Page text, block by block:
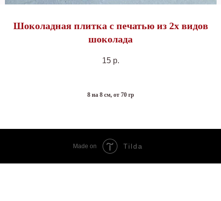
Шоколадная плитка с печатью из 2х видов
шоколада
15 р.
8 на 8 см, от 70 гр
Made on Tilda